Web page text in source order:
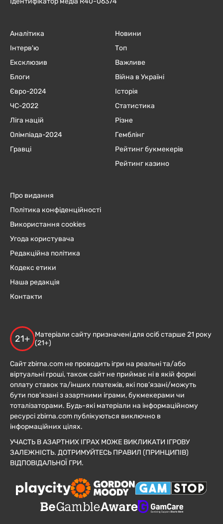
Аналітика
Інтерв'ю
Ексклюзив
Блоги
Євро-2024
ЧC-2022
Ліга націй
Олімпіада-2024
Гравці
Новини
Топ
Важливе
Війна в Україні
Історія
Статистика
Різне
Гемблінг
Рейтинг букмекерів
Рейтинг казино
Про видання
Політика конфіденційності
Використання cookies
Угода користувача
Редакційна політика
Кодекс етики
Наша редакція
Контакти
21+
Матеріали сайту призначені для осіб старше 21 року
(21+)
Сайт zbirna.com не проводить ігри на реальні та/або
віртуальні гроші, також сайт не приймає ні в якій формі
оплату ставок та/інших платежів, які пов’язані/можуть
бути пов’язані з азартними іграми, букмекерами чи
тоталізаторами. Будь-які матеріали на інформаційному
ресурсі zbirna.com публікуються виключно в
інформаційних цілях.
УЧАСТЬ В АЗАРТНИХ ІГРАХ МОЖЕ ВИКЛИКАТИ ІГРОВУ
ЗАЛЕЖНІСТЬ. ДОТРИМУЙТЕСЬ ПРАВИЛ (ПРИНЦИПІВ)
ВІДПОВІДАЛЬНОЇ ГРИ.